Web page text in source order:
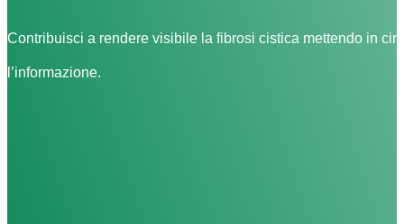
Contribuisci a rendere visibile la fibrosi cistica mettendo in
l’informazione.